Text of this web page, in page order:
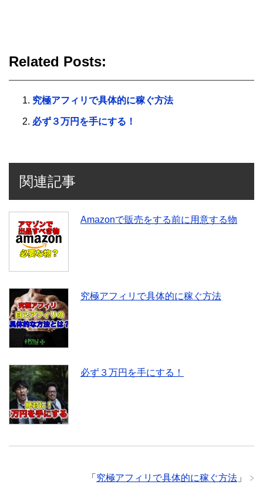
Related Posts:
究極アフィリで具体的に稼ぐ方法
必ず３万円を手にする！
関連記事
Amazonで販売をする前に用意する物
究極アフィリで具体的に稼ぐ方法
必ず３万円を手にする！
「 究極アフィリで具体的に稼ぐ方法 」